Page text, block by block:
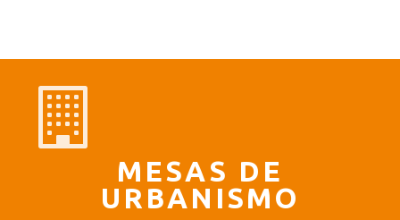
MESAS DE
URBANISMO